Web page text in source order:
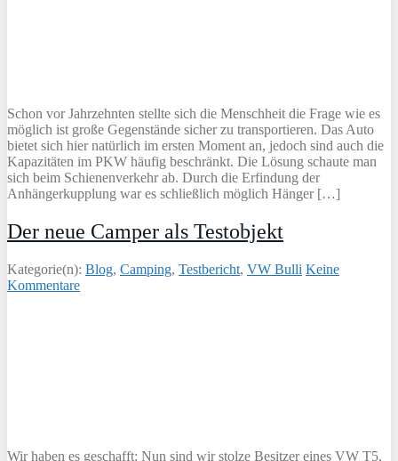
Schon vor Jahrzehnten stellte sich die Menschheit die Frage wie es
möglich ist große Gegenstände sicher zu transportieren. Das Auto
bietet sich hier natürlich im ersten Moment an, jedoch sind auch die
Kapazitäten im PKW häufig beschränkt. Die Lösung schaute man
sich beim Schienenverkehr ab. Durch die Erfindung der
Anhängerkupplung war es schließlich möglich Hänger […]
Der neue Camper als Testobjekt
Kategorie(n): Blog, Camping, Testbericht, VW Bulli Keine
Kommentare
Wir haben es geschafft: Nun sind wir stolze Besitzer eines VW T5,